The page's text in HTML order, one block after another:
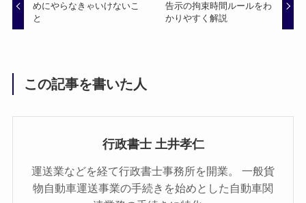
めにやらなきゃいけないこ
と
告示の拘束時間ルールをわ
かりやすく解説
この記事を書いた人
行政書士 土井孝仁
運送業などを経て行政書士事務所を開業。 一般貨
物自動車運送事業の手続きを始めとした自動車関